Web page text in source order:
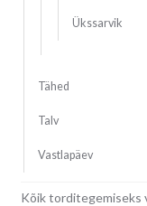
Ükssarvik
Tähed
Talv
Vastlapäev
Kõik torditegemiseks